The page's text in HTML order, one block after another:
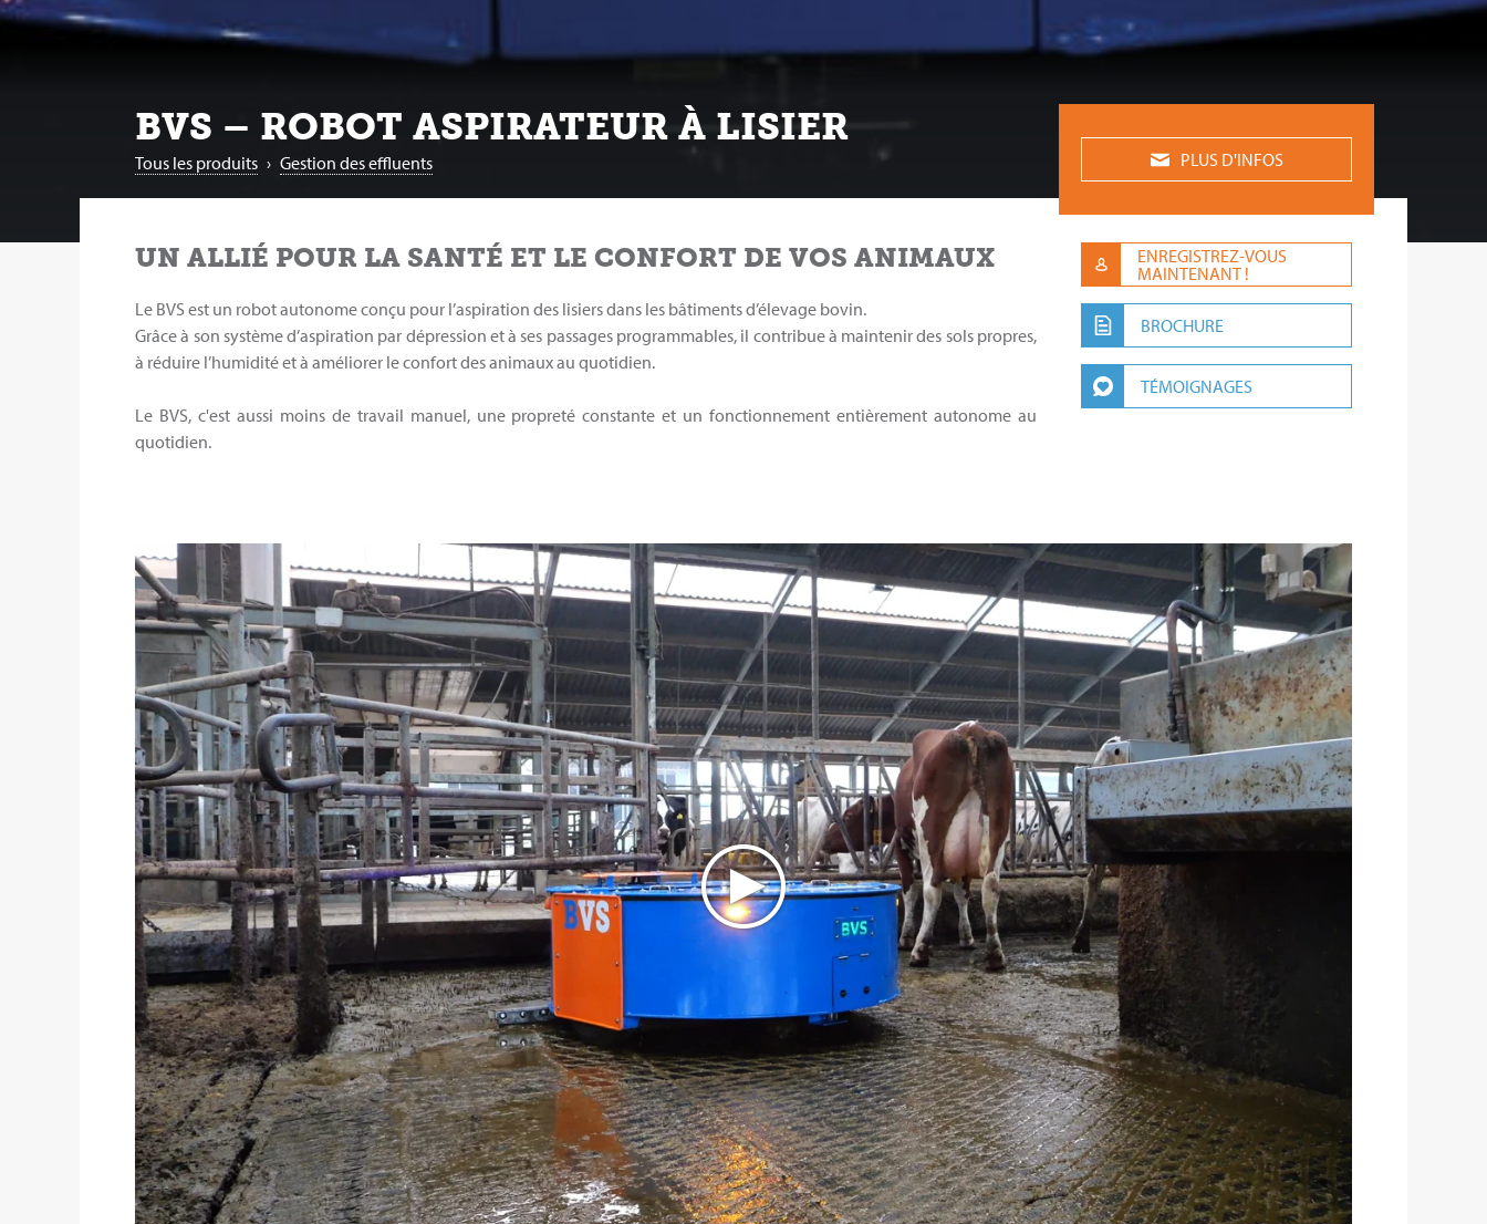
BVS – ROBOT ASPIRATEUR À LISIER
Tous les produits › Gestion des effluents PLUS D'INFOS
ENREGISTREZ-VOUS
MAINTENANT !
BROCHURE
TÉMOIGNAGES
UN ALLIÉ POUR LA SANTÉ ET LE CONFORT DE VOS ANIMAUX
Le BVS est un robot autonome conçu pour l’aspiration des lisiers dans les bâtiments d’élevage bovin.
Grâce à son système d’aspiration par dépression et à ses passages programmables, il contribue à maintenir des sols propres,
à réduire l’humidité et à améliorer le confort des animaux au quotidien.
Le BVS, c'est aussi moins de travail manuel, une propreté constante et un fonctionnement entièrement autonome au
quotidien.